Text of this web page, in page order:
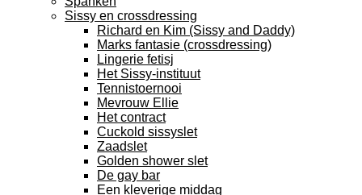
Sissy en crossdressing
Richard en Kim (Sissy and Daddy)
Marks fantasie (crossdressing)
Lingerie fetisj
Het Sissy-instituut
Tennistoernooi
Mevrouw Ellie
Het contract
Cuckold sissyslet
Zaadslet
Golden shower slet
De gay bar
Een kleverige middag